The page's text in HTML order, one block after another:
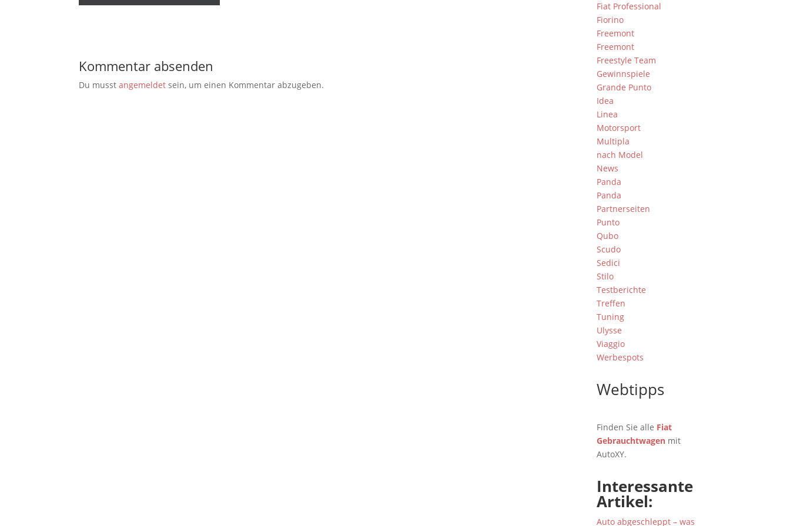
Kommentar absenden
Du musstangemeldet sein, um einen Kommentar abzugeben.
Fiat Professional
Fiorino
Freemont
Freemont
Freestyle Team
Gewinnspiele
Grande Punto
Idea
Linea
Motorsport
Multipla
nach Model
News
Panda
Panda
Partnerseiten
Punto
Qubo
Scudo
Sedici
Stilo
Testberichte
Treffen
Tuning
Ulysse
Viaggio
Werbespots
Webtipps
Finden Sie alle Fiat
Gebrauchtwagen mit
AutoXY.
Interessante
Artikel:
Auto abgeschleppt – was